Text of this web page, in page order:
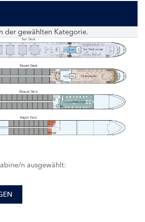
der gewählten Kategorie.
n ausgewählt: